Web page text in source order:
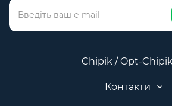
Chipik / Opt-
Контакти